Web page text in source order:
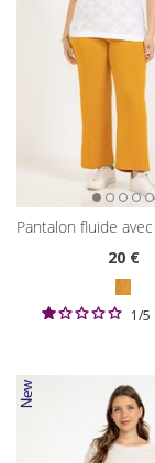
pantalon fluide avec
20€
1/5